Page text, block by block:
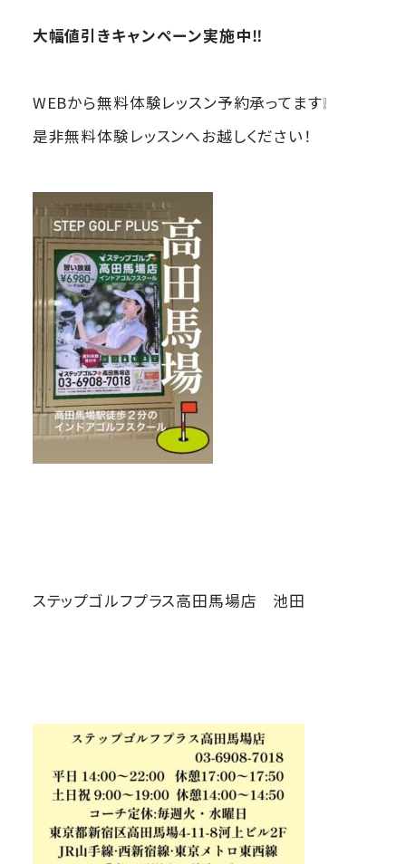
大幅値引きキャンペーン実施中‼
WEBから無料体験レッスン予約承ってます❕
是非無料体験レッスンへお越しください！
ステップゴルフプラス高田馬場店 池田